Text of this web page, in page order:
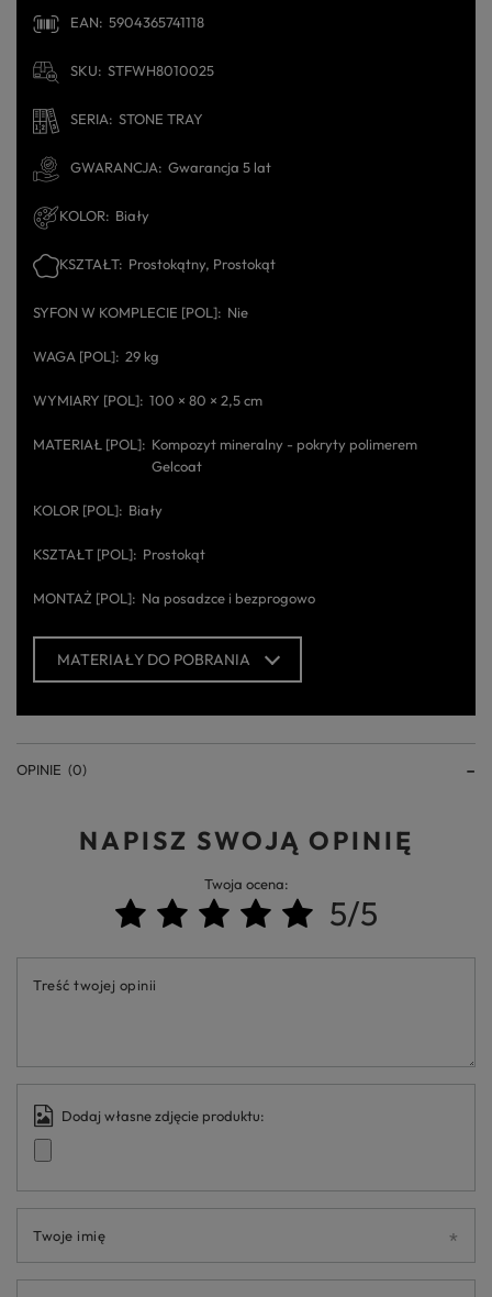
EAN 5904365741118
SKU STFWH8010025
SERIA STONE TRAY
GWARANCJA Gwarancja 5 lat
KOLOR Biały
KSZTAŁT Prostokątny Prostokąt
SYFON W KOMPLECIE [POL] Nie
WAGA [POL] 29 kg
WYMIARY [POL] 100 × 80 × 2,5 cm
MATERIAŁ [POL]
Kompozyt mineralny - pokryty polimerem
Gelcoat
KOLOR [POL] Biały
KSZTAŁT [POL] Prostokąt
MONTAŻ [POL] Na posadzce i bezprogowo
MATERIAŁY DO POBRANIA
OPINIE (0)
NAPISZ SWOJĄ OPINIĘ
Twoja ocena:
5/5
Treść twojej opinii
Dodaj własne zdjęcie produktu:
Twoje imię